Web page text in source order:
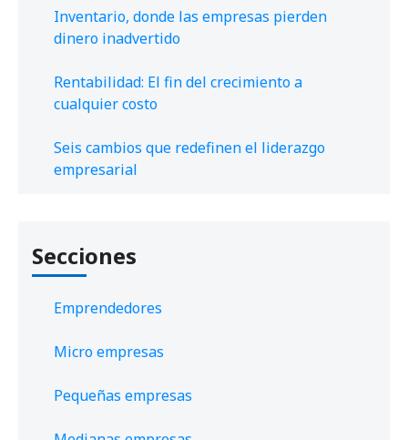
Inventario, donde las empresas pierden
dinero inadvertido
Rentabilidad: El fin del crecimiento a
cualquier costo
Seis cambios que redefinen el liderazgo
empresarial
Secciones
Emprendedores
Micro empresas
Pequeñas empresas